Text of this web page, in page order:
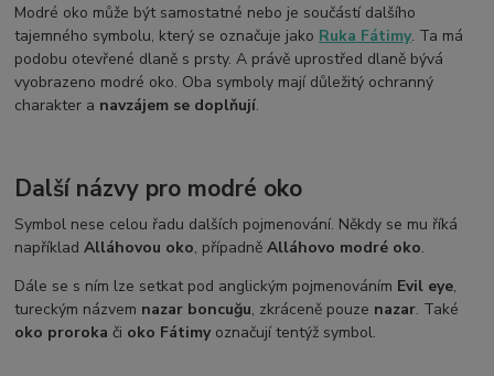
Modré oko může být samostatné nebo je součástí dalšího
tajemného symbolu, který se označuje jako Ruka Fátimy. Ta má
podobu otevřené dlaně s prsty. A právě uprostřed dlaně bývá
vyobrazeno modré oko. Oba symboly mají důležitý ochranný
charakter a navzájem se doplňují.
Další názvy pro modré oko
Symbol nese celou řadu dalších pojmenování. Někdy se mu říká
napříkladAlláhovou oko, případněAlláhovo modré oko.
Dále se s ním lze setkat pod anglickým pojmenováním Evil eye,
tureckým názvem nazar boncuğu, zkráceně pouze nazar. Také
oko proroka či oko Fátimyoznačují tentýž symbol.